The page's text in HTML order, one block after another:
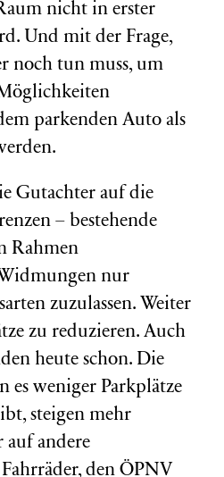
nicht in erster
Und mit der Frage,
noch tun muss, um
parkenden Auto als
Gutachter auf die
– bestehende
Rahmen
nur
zuzulassen. Weiter
zu reduzieren. Auch
heute schon. Die
es weniger Parkplätze
steigen mehr
auf andere
den ÖPNV